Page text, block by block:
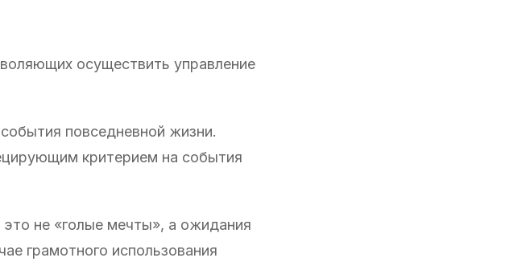
осуществить управление
повседневной жизни.
критерием на события
не «голые мечты», а ожидания
грамотного использования